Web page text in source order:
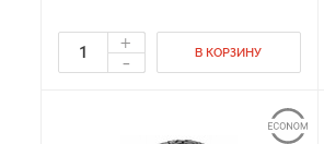
+
- В КОРЗИНУ